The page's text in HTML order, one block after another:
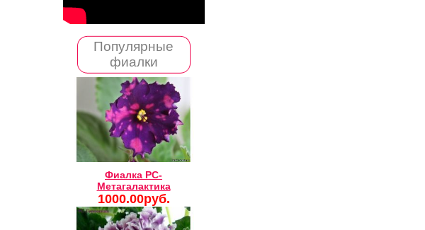
Популярные
фиалки
Фиалка РС-
Метагалактика
1000.00руб.